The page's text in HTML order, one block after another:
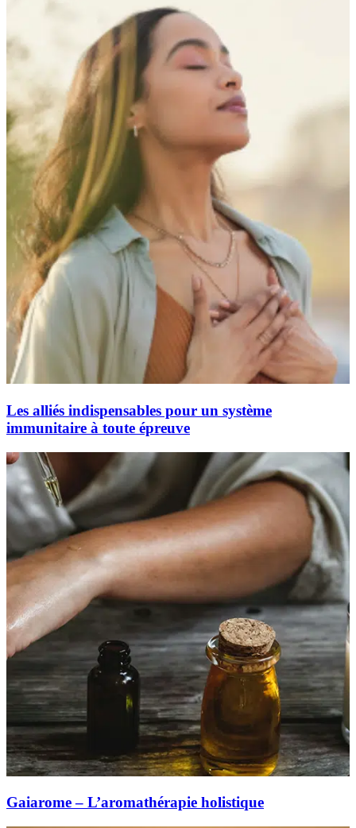
Les alliés indispensables pour un système
immunitaire à toute épreuve
Gaiarome – L’aromathérapie holistique